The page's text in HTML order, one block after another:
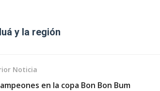
y la región
Noticia
en la copa Bon Bon Bum